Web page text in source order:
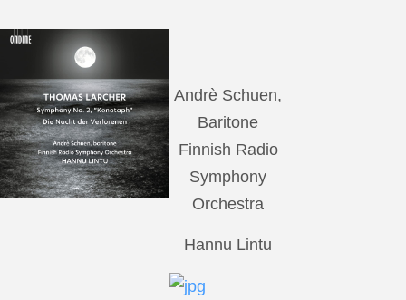
Andrè Schuen,
Baritone
Finnish Radio
Symphony
Orchestra
Hannu Lintu